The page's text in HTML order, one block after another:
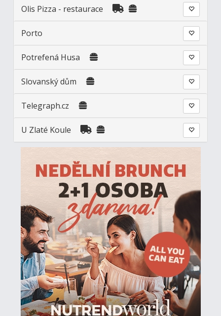
Olis Pizza - restaurace
Porto
Potrefená Husa
Slovanský dům
Telegraph.cz
U Zlaté Koule